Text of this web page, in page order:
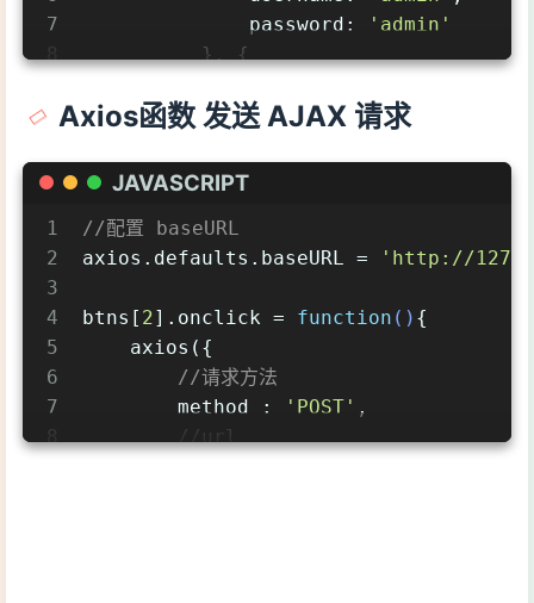
7
8
10
12
14
15
16
17
18
19
20
21
password :
'admin'
          }, {
params: {
headers: {
weight: 180
              }
          }).then(
console .log(value);
          });
Axios函数 发送 AJAX 请求
JAVASCRIPT
1
2
3
4
5
6
7
8
//配置 baseURL
axios.defaults.baseURL =
'http://
btns[ 2].onclick = function ( ) {
    axios({
//请求方法
method : 'POST' ,
//url